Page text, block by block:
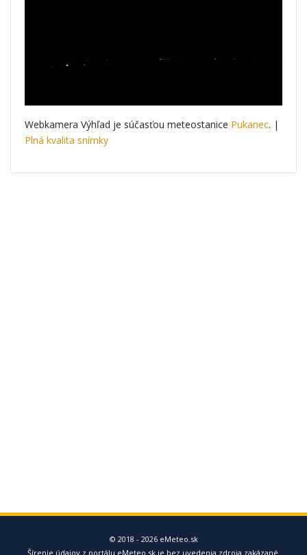
Webkamera Výhľad je súčasťou meteostanice Pukanec. |
Plná kvalita snímky
© 2018 - 2026 eMeteo.sk
Šírenie údajov z portálu eMeteo.sk je bez uvedenia zdroja zakázané.